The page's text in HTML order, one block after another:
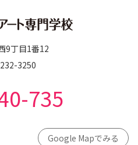
9丁目1番12
3250
735
Google Mapでみる